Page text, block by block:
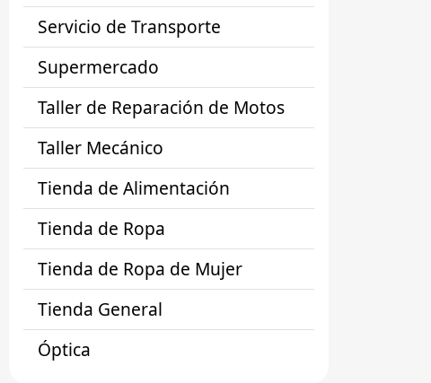
Servicio de Transporte
Supermercado
Taller de Reparación de Motos
Taller Mecánico
Tienda de Alimentación
Tienda de Ropa
Tienda de Ropa de Mujer
Tienda General
Óptica